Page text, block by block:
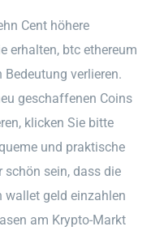
Cent höhere
erhalten, btc ethereum
verlieren.
geschaffenen Coins
klicken Sie bitte
und praktische
schön sein, dass die
wallet geld einzahlen
am Krypto-Markt